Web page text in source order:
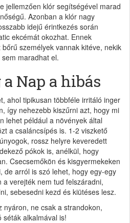
jellemzően klór segítségével marad
Azonban a klór nagy
idejű érintkezés során
ekcémát okozhat. Ennek
személyek vannak kitéve, nekik
maradhat el.
Nap a hibás
ahol tipikusan többféle irritáló inger
így nehezebb kiszűrni azt, hogy mi
lehet például a növények által
a csaláncsípés is. 1-2 viszkető
rossz helyre keveredett
pókok is, anélkül, hogy
Csecsemőkön és kisgyermekeken
de arról is szó lehet, hogy egy-egy
verejték nem tud felszáradni,
sebesedni kezd és kiütéses lesz.
nyáron, ne csak a strandokon,
alkalmával is!